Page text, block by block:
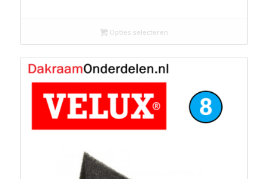
€68.00
Opties selecteren